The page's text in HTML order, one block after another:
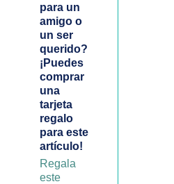
para un
amigo o
un ser
querido?
¡Puedes
comprar
una
tarjeta
regalo
para este
artículo!
Regala
este